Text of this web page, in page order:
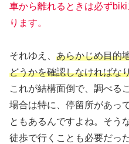
車から離れるときは必ず
ります。
それゆえ、 あらかじめ目的
どうかを確認しなければな
これが結構面倒で、調べる
場合は特に、停留所があっ
ともあるんですよね。そう
徒歩で行くことも必要だっ